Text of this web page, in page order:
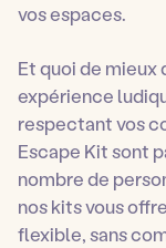
vos espaces.
Et quoi de mieux
expérience
respectant vos
Escape Kit sont
nombre de
nos kits vous
flexible, sans